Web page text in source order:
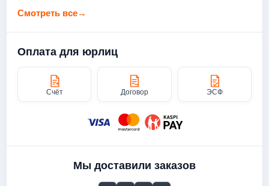
Смотреть все→
Оплата для юрлиц
Счёт Договор ЭСФ
Мы доставили заказов